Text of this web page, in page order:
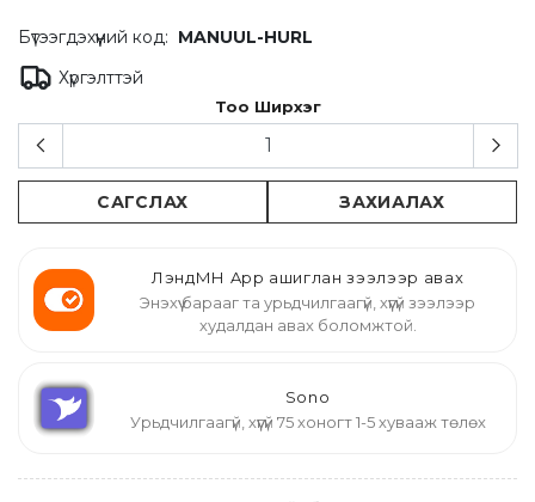
Бүтээгдэхүүний код: MANUUL-HURL
Хүргэлттэй
Тоо Ширхэг
САГСЛАХ ЗАХИАЛАХ
ЛэндМН App ашиглан зээлээр авах
Энэхүү барааг та урьдчилгаагүй, хүүгүй зээлээр
худалдан авах боломжтой.
Sono
Урьдчилгаагүй, хүүгүй 75 хоногт 1-5 хувааж төлөх